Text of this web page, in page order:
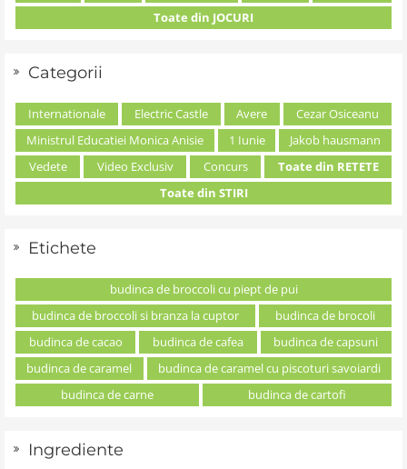
Toate din JOCURI
Categorii
Internationale Electric Castle Avere
Cezar Osiceanu
Ministrul Educatiei Monica Anisie
1 Iunie
Jakob hausmann
Vedete
Video Exclusiv Concurs
Toate din RETETE
Toate din STIRI
Etichete
budinca de broccoli cu piept de pui
budinca de broccoli si branza la cuptor
budinca de brocoli
budinca de cacao
budinca de cafea
budinca de capsuni
budinca de caramel
budinca de caramel cu piscoturi savoiardi
budinca de carne
budinca de cartofi
Ingrediente